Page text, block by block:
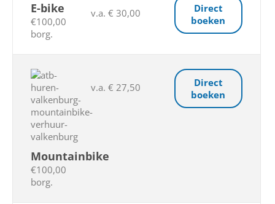
E-bike
€100,00
borg.
v.a. € 30,00
Direct
boeken
Mountainbike
€100,00
borg.
v.a. € 27,50
Direct
boeken